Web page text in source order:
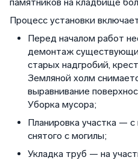
Процесс установки
Перед началом работ
демонтаж
старых надгробий,
Земляной холм
выравнивание
Уборка мусора;
Планировка участка — с
снятого с могилы;
Укладка труб — на